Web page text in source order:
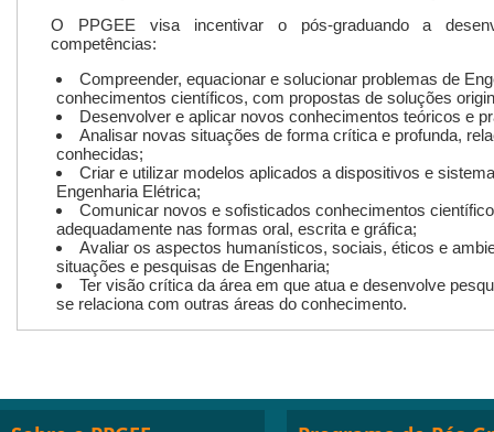
O PPGEE visa incentivar o pós-graduando a
competências:
Compreender, equacionar e solucionar problemas de
conhecimentos científicos, com propostas de soluções
Desenvolver e aplicar novos conhecimentos teóricos e
Analisar novas situações de forma crítica e profunda,
conhecidas;
Criar e utilizar modelos aplicados a dispositivos e
Engenharia Elétrica;
Comunicar novos e sofisticados conhecimentos
adequadamente nas formas oral, escrita e gráfica;
Avaliar os aspectos humanísticos, sociais, éticos e
situações e pesquisas de Engenharia;
Ter visão crítica da área em que atua e desenvolve
se relaciona com outras áreas do conhecimento.